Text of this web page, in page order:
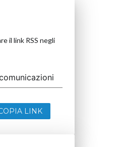
il link RSS negli
LINK